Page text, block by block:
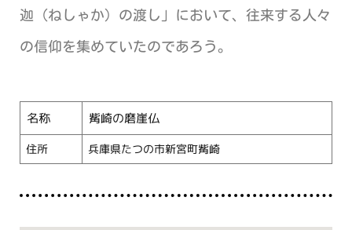
迦 （ねしゃか） の渡し」において、往来する人々
の信仰を集めていたのであろう。
名称 觜崎の磨崖仏
住所 兵庫県たつの市新宮町觜崎